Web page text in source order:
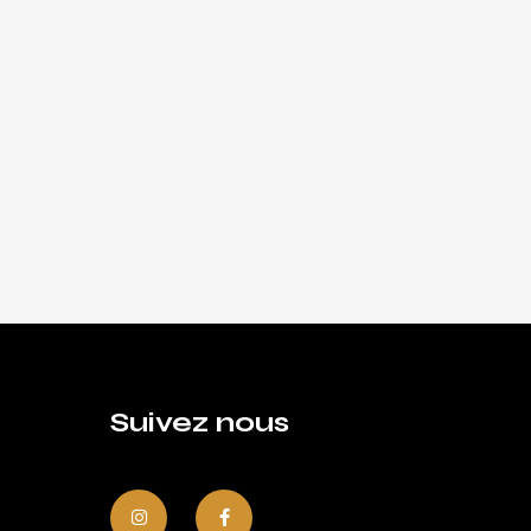
Suivez nous